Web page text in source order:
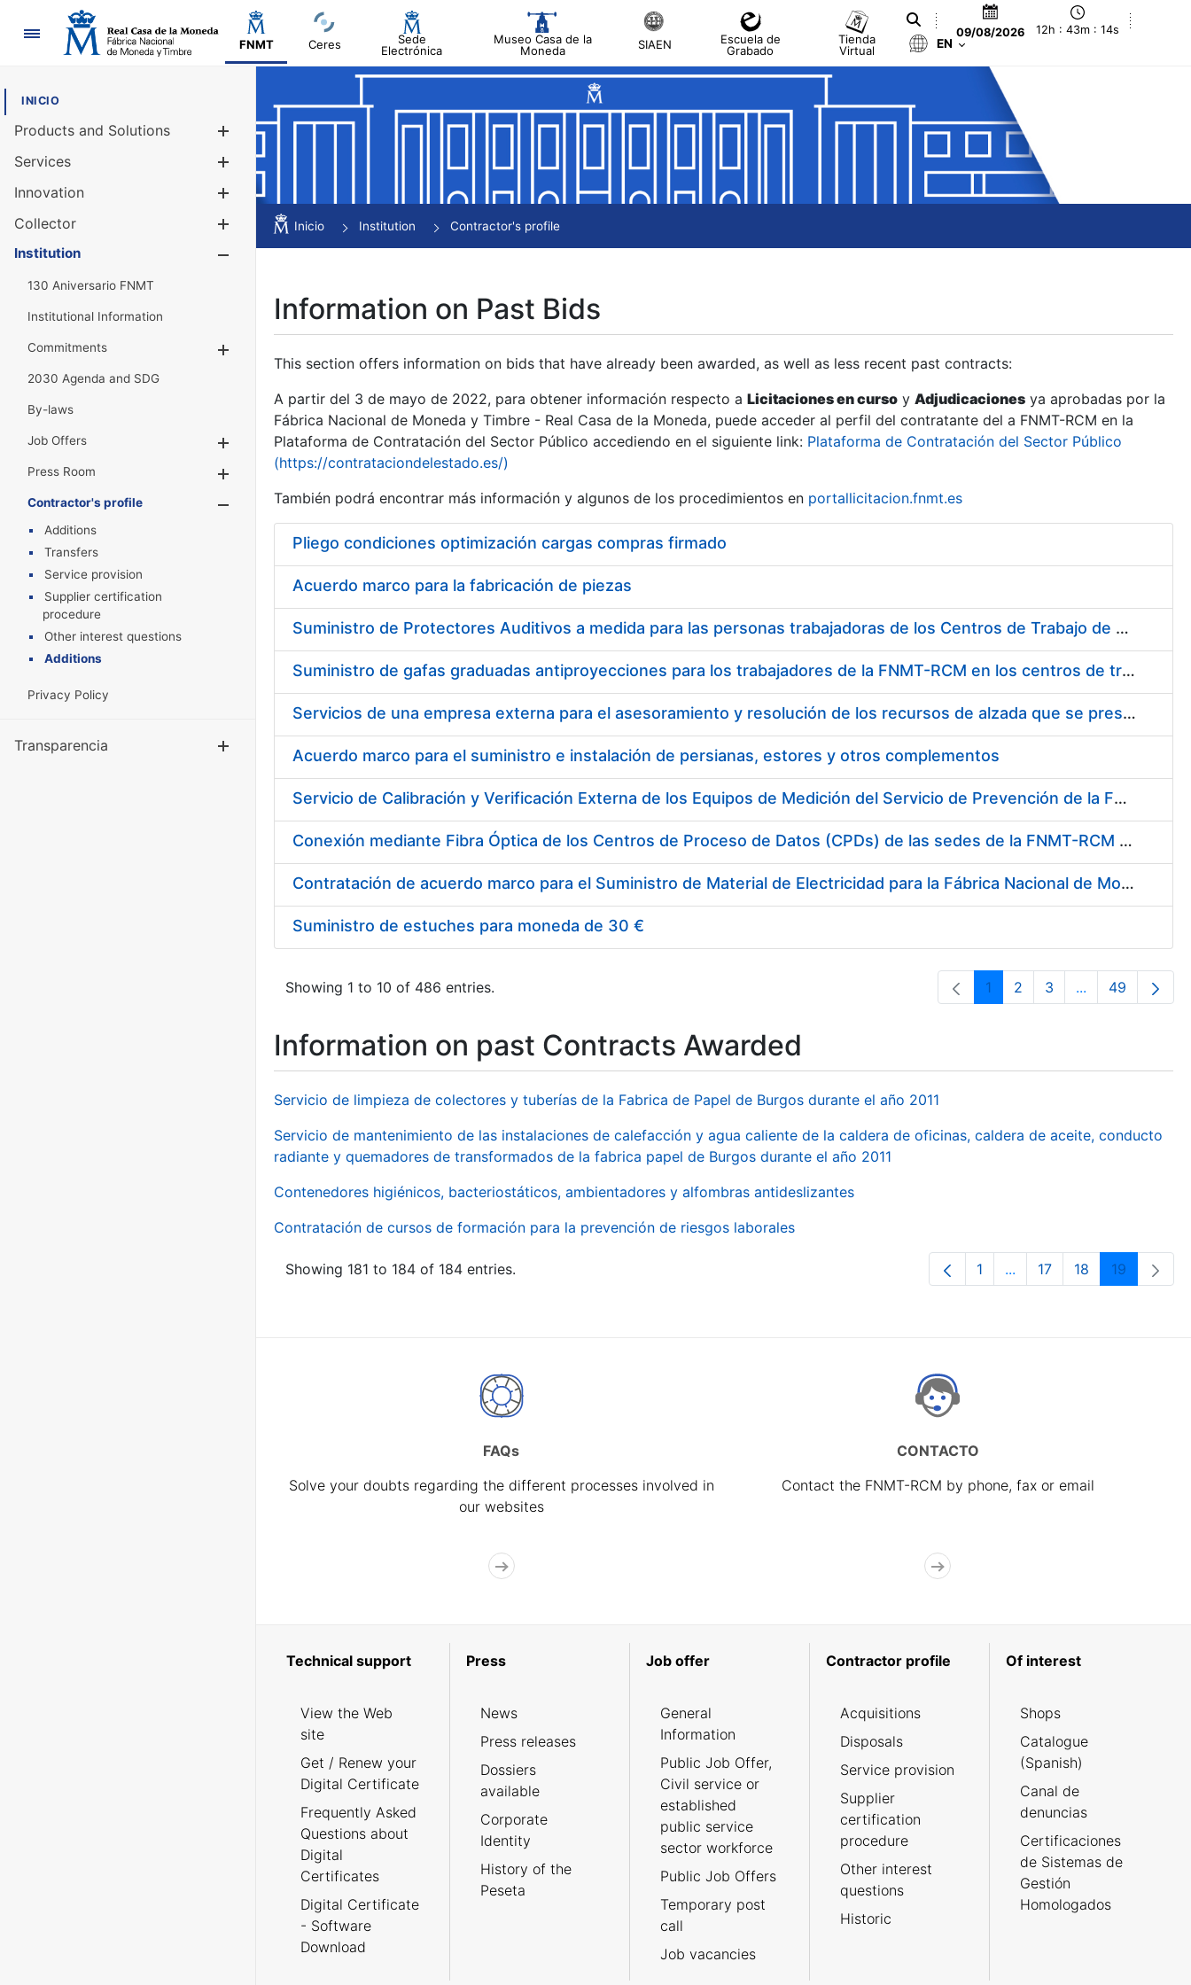
Navigation
FNMT Ceres
Sede
Electrónica
Museo Casa de la
Moneda
SIAEN
Escuela de
Grabado
Tienda
Virtual
09/08/2026 12h : 43m : 15s
EN
INICIO
Products and Solutions
Services
Innovation
Collector
Show/Hide
Institution
130 Aniversario FNMT
Institutional Information
Commitments
2030 Agenda and SDG
By-laws
Job Offers
Show/Hide
Press Room
Show/Hide
Contractor's profile
Show/Hide
Additions
Transfers
Service provision
Supplier certification
procedure
Other interest questions
Additions
Privacy Policy
Transparencia Show/Hide
Inicio Institution Contractor's profile
Information on Past Bids
This section offers information on bids that have already been awarded, as well as less recent past contracts:
A partir del 3 de mayo de 2022, para obtener información respecto a Licitaciones en curso y Adjudicaciones ya aprobadas por la
Fábrica Nacional de Moneda y Timbre - Real Casa de la Moneda, puede acceder al perfil del contratante del a FNMT-RCM en la
Plataforma de Contratación del Sector Público accediendo en el siguiente link: Plataforma de Contratación del Sector Público
(https://contrataciondelestado.es/)
También podrá encontrar más información y algunos de los procedimientos en portallicitacion.fnmt.es
Pliego condiciones optimización cargas compras firmado
Acuerdo marco para la fabricación de piezas
Suministro de Protectores Auditivos a medida para las personas trabajadoras de los Centros de Trabajo de Madrid y Burgos
Suministro de gafas graduadas antiproyecciones para los trabajadores de la FNMT-RCM en los centros de trabajo de Madrid y Burgos
Servicios de una empresa externa para el asesoramiento y resolución de los recursos de alzada que se presentan relacionados con procesos de selección para la FNMT-RCM
Acuerdo marco para el suministro e instalación de persianas, estores y otros complementos
Servicio de Calibración y Verificación Externa de los Equipos de Medición del Servicio de Prevención de la FNMT-RCM
Conexión mediante Fibra Óptica de los Centros de Proceso de Datos (CPDs) de las sedes de la FNMT-RCM de Burgos y Madrid
Contratación de acuerdo marco para el Suministro de Material de Electricidad para la Fábrica Nacional de Moneda y Timbre-Real Casa de la Moneda en su centro de trabajo de Burgos
Suministro de estuches para moneda de 30 €
Showing 1 to 10 of 486 entries. Page
1 Page
2 Page
3 ...Intermediate
Page
49
Information on past Contracts Awarded
Servicio de limpieza de colectores y tuberías de la Fabrica de Papel de Burgos durante el año 2011
Servicio de mantenimiento de las instalaciones de calefacción y agua caliente de la caldera de oficinas, caldera de aceite, conducto
radiante y quemadores de transformados de la fabrica papel de Burgos durante el año 2011
Contenedores higiénicos, bacteriostáticos, ambientadores y alfombras antideslizantes
Contratación de cursos de formación para la prevención de riesgos laborales
Showing 181 to 184 of 184 entries. Page
1 ...Intermediate Pages Use
Page
17 Page
18 Page
19
FAQs
Solve your doubts regarding the different processes involved in
our websites
CONTACTO
Contact the FNMT-RCM by phone, fax or email
Technical support
View the Web
site
Get / Renew your
Digital Certificate
Frequently Asked
Questions about
Digital
Certificates
Digital Certificate
- Software
Download
Press
News
Press releases
Dossiers
available
Corporate
Identity
History of the
Peseta
Job offer
General
Information
Public Job Offer,
Civil service or
established
public service
sector workforce
Public Job Offers
Temporary post
call
Job vacancies
Contractor profile
Acquisitions
Disposals
Service provision
Supplier
certification
procedure
Other interest
questions
Historic
Of interest
Shops
Catalogue
(Spanish)
Canal de
denuncias
Certificaciones
de Sistemas de
Gestión
Homologados